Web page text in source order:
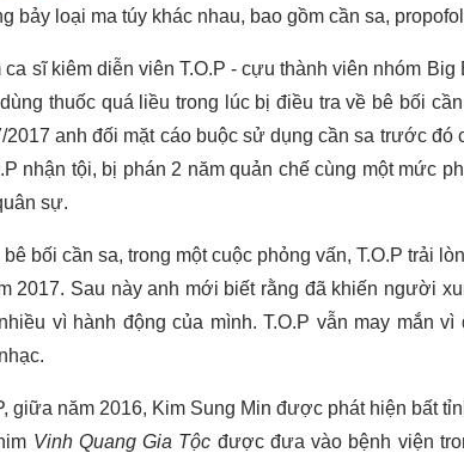
bảy loại ma túy khác nhau, bao gồm cần sa,
sĩ kiêm diễn viên T.O.P - cựu thành viên nhóm
thuốc quá liều trong lúc bị điều tra về bê bối
anh đối mặt cáo buộc sử dụng cần sa trước đó
nhận tội, bị phán 2 năm quản chế cùng một mức
sự.
bối cần sa, trong một cuộc phỏng vấn, T.O.P trải
2017. Sau này anh mới biết rằng đã khiến người
vì hành động của mình. T.O.P vẫn may mắn
giữa năm 2016, Kim Sung Min được phát hiện bất
Vinh Quang Gia Tộc được đưa vào bệnh viện